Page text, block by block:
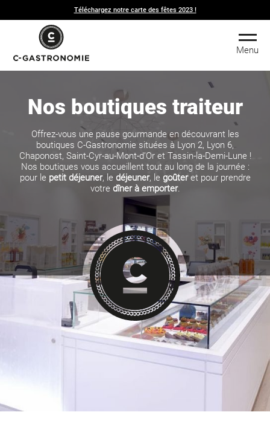
Téléchargez notre carte des fêtes 2023 !
Menu
Nos boutiques traiteur
Offrez-vous une pause gourmande en découvrant les
boutiques C-Gastronomie situées à Lyon 2, Lyon 6,
Chaponost, Saint-Cyr-au-Mont-d’Or et Tassin-la-Demi-Lune !
Nos boutiques vous accueillent tout au long de la journée :
pour le petit déjeuner, le déjeuner, le goûteret pour prendre
votre dîner à emporter.